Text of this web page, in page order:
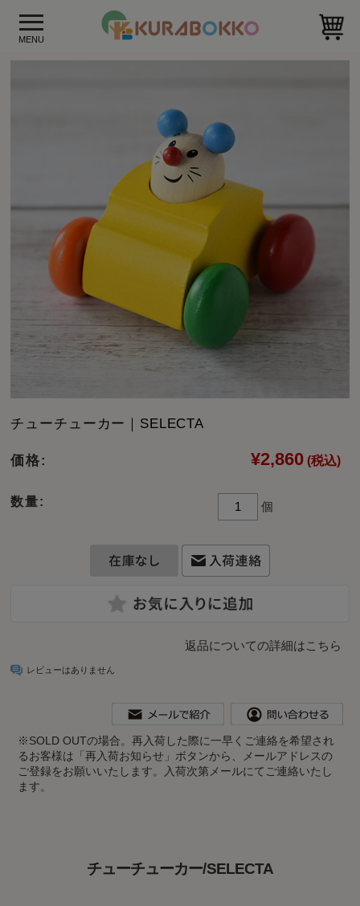
チューチューカー｜SELECTA
価格: ¥2,860 (税込)
数量: 個
返品についての詳細はこちら
レビューはありません
※SOLD OUTの場合。再入荷した際に一早くご連絡を希望され
るお客様は「再入荷お知らせ」ボタンから、メールアドレスの
ご登録をお願いいたします。入荷次第メールにてご連絡いたし
ます。
チューチューカー/SELECTA